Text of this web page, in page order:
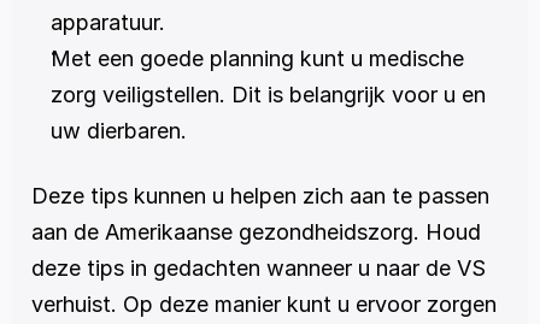
apparatuur.
Met een goede planning kunt u medische
zorg veiligstellen. Dit is belangrijk voor u en
uw dierbaren.
Deze tips kunnen u helpen zich aan te passen
aan de Amerikaanse gezondheidszorg. Houd
deze tips in gedachten wanneer u naar de VS
verhuist. Op deze manier kunt u ervoor zorgen